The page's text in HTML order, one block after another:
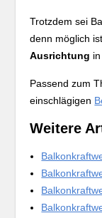
Trotzdem sei
denn möglich
Ausrichtung
Passend zum
einschlägigen
Weitere